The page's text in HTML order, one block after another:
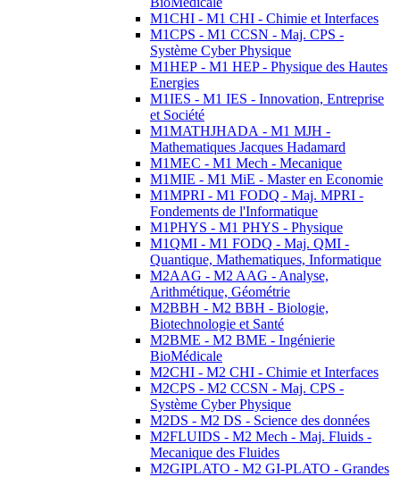
M1CHI - M1 CHI - Chimie et Interfaces
M1CPS - M1 CCSN - Maj. CPS -
Système Cyber Physique
M1HEP - M1 HEP - Physique des Hautes
Energies
M1IES - M1 IES - Innovation, Entreprise
et Société
M1MATHJHADA - M1 MJH -
Mathematiques Jacques Hadamard
M1MEC - M1 Mech - Mecanique
M1MIE - M1 MiE - Master en Economie
M1MPRI - M1 FODQ - Maj. MPRI -
Fondements de l'Informatique
M1PHYS - M1 PHYS - Physique
M1QMI - M1 FODQ - Maj. QMI -
Quantique, Mathematiques, Informatique
M2AAG - M2 AAG - Analyse,
Arithmétique, Géométrie
M2BBH - M2 BBH - Biologie,
Biotechnologie et Santé
M2BME - M2 BME - Ingénierie
BioMédicale
M2CHI - M2 CHI - Chimie et Interfaces
M2CPS - M2 CCSN - Maj. CPS -
Système Cyber Physique
M2DS - M2 DS - Science des données
M2FLUIDS - M2 Mech - Maj. Fluids -
Mecanique des Fluides
M2GIPLATO - M2 GI-PLATO - Grandes